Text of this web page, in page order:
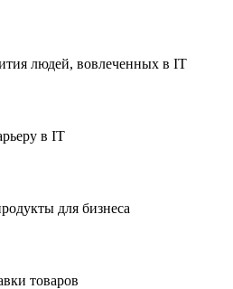
людей, вовлеченных в IT
в IT
для бизнеса
товаров